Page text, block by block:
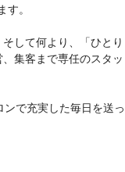
。
して何より、「ひとり
集客まで専任のスタッ
で充実した毎日を送っ